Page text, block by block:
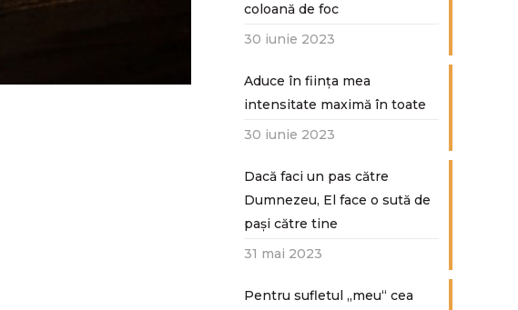
coloană de foc
30 iunie 2023
Aduce în ființa mea
intensitate maximă în toate
30 iunie 2023
Dacă faci un pas către
Dumnezeu, El face o sută de
paşi către tine
31 mai 2023
Pentru sufletul „meu“ cea